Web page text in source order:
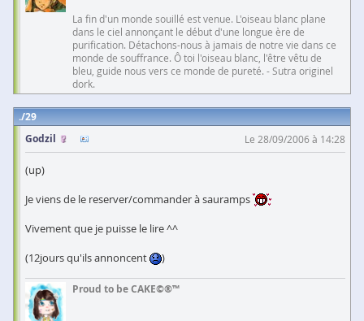
La fin d'un monde souillé est venue. L'oiseau blanc plane
dans le ciel annonçant le début d'une longue ère de
purification. Détachons-nous à jamais de notre vie dans ce
monde de souffrance. Ô toi l'oiseau blanc, l'être vêtu de
bleu, guide nous vers ce monde de pureté. - Sutra originel
dork.
29
Godzil
Le 28/09/2006 à 14:28
(up)
Je viens de le reserver/commander à sauramps
Vivement que je puisse le lire ^^
(12jours qu'ils annoncent
)
Proud to be CAKE©®™